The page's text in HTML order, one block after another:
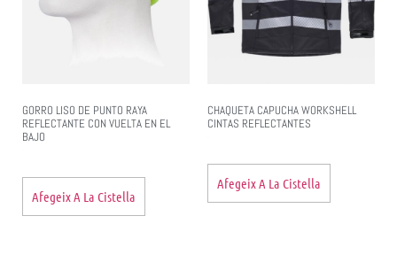
GORRO LISO DE PUNTO RAYA
REFLECTANTE CON VUELTA EN EL
BAJO
Afegeix A La Cistella
CHAQUETA CAPUCHA WORKSHELL
CINTAS REFLECTANTES
Afegeix A La Cistella